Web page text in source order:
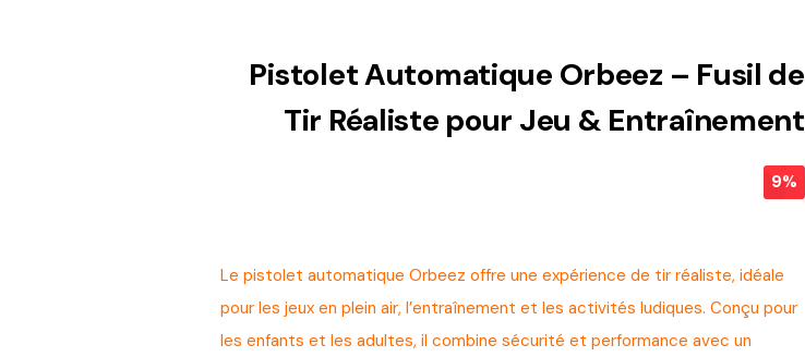
Pistolet Automatique Orbeez – Fusil de
Tir Réaliste pour Jeu & Entraînement
9%
Le pistolet automatique Orbeez offre une expérience de tir réaliste, idéale
pour les jeux en plein air, l’entraînement et les activités ludiques. Conçu pour
les enfants et les adultes, il combine sécurité et performance avec un